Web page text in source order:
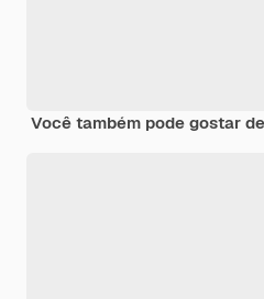
Você também pode gostar